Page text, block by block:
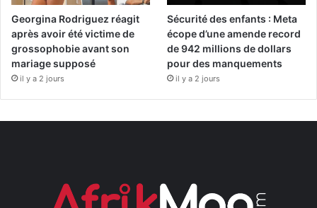
Georgina Rodriguez réagit
après avoir été victime de
grossophobie avant son
mariage supposé
il y a 2 jours
Sécurité des enfants : Meta
écope d’une amende record
de 942 millions de dollars
pour des manquements
il y a 2 jours